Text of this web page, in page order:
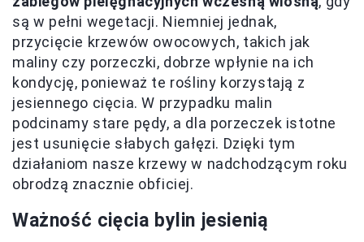
są w pełni wegetacji. Niemniej jednak,
przycięcie krzewów owocowych, takich jak
maliny czy porzeczki, dobrze wpłynie na ich
kondycję, ponieważ te rośliny korzystają z
jesiennego cięcia. W przypadku malin
podcinamy stare pędy, a dla porzeczek istotne
jest usunięcie słabych gałęzi. Dzięki tym
działaniom nasze krzewy w nadchodzącym roku
obrodzą znacznie obficiej.
Ważność cięcia bylin jesienią